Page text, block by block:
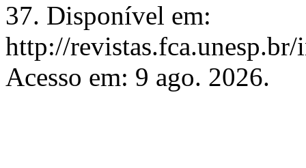
37. Disponível em:
http://
Acesso em: 9 ago. 2026.